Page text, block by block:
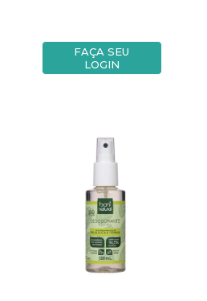
FAÇA SEU
LOGIN